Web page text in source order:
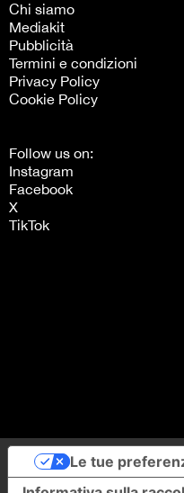
Chi siamo
Mediakit
Pubblicità
Termini e condizioni
Privacy Policy
Cookie Policy
Follow us on:
Instagram
Facebook
X
TikTok
Le tue